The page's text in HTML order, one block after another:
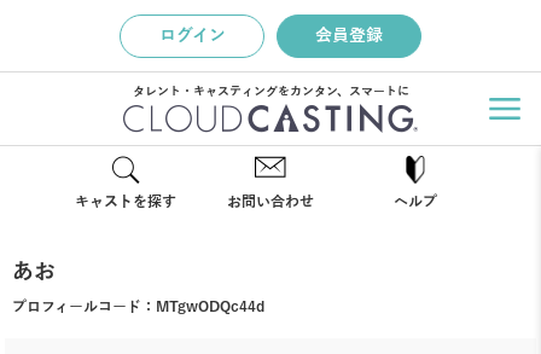
ログイン 会員登録
タレント・キャスティングをカンタン、スマートに
キャストを探す お問い合わせ ヘルプ
あお
プロフィールコード： MTgwODQc44d